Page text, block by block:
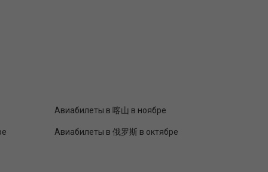
Авиабилеты в 喀山 в ноябре
Авиабилеты в 俄罗斯 в октябре